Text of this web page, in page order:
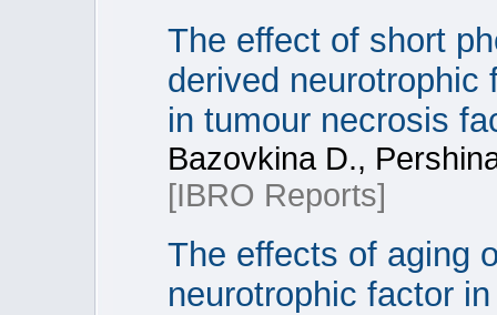
The effect of short
derived neurotrophic
in tumour necrosis
Bazovkina D.,
[IBRO Reports]
The effects of aging
neurotrophic factor